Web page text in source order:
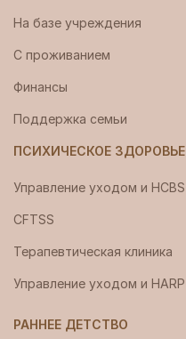
На базе учреждения
С проживанием
Финансы
Поддержка семьи
ПСИХИЧЕСКОЕ ЗДОРОВЬЕ
Управление уходом и HCBS
CFTSS
Терапевтическая клиника
Управление уходом и HARP
РАННЕЕ ДЕТСТВО